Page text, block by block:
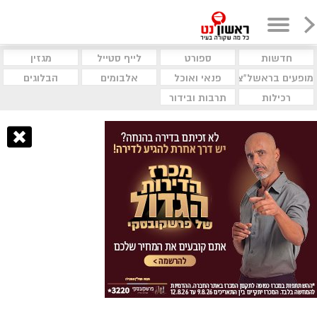
חדשות ספורט לייף סטייל
מגזין
מופעים בראשל"צ
פנאי ואוכל אלבומים
הבלוגים
רכילות
תרבות ובידור